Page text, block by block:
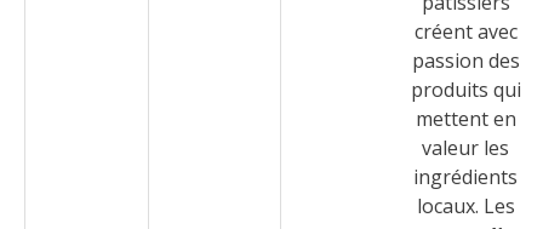
créent avec
passion des
produits qui
mettent en
valeur les
ingrédients
locaux. Les